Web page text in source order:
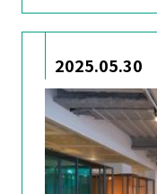
2025.05.30